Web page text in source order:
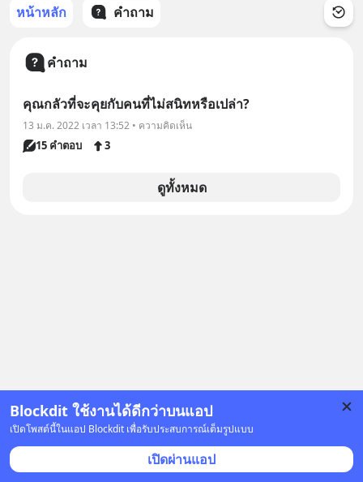
Blockdit ใช้งานได้ดีกว่าบนแอป
เปิดโพสต์นี้ในแอป Blockdit เพื่อรับประสบการณ์เต็มรูปแบบ
เปิดผ่านแอป
หน้าหลัก คำถาม
คำถาม
คุณกลัวที่จะคุยกับคนที่ไม่สนิทหรือเปล่า?
13 ม.ค. 2022 เวลา 13:52 • ความคิดเห็น
15 คำตอบ 3
ดูทั้งหมด